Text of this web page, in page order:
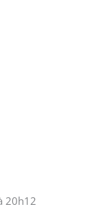
20h12